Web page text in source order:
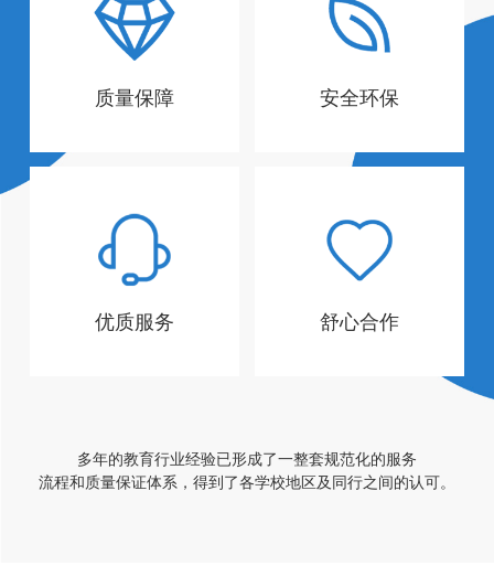
质量保障 安全环保
优质服务 舒心合作
多年的教育行业经验已形成了一整套规范化的服务
流程和质量保证体系，得到了各学校地区及同行之间的认可。